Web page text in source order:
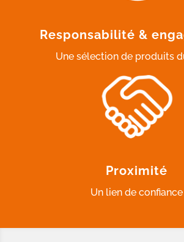
Responsabilité &
Une sélection de produits
Proximité
Un lien de confiance